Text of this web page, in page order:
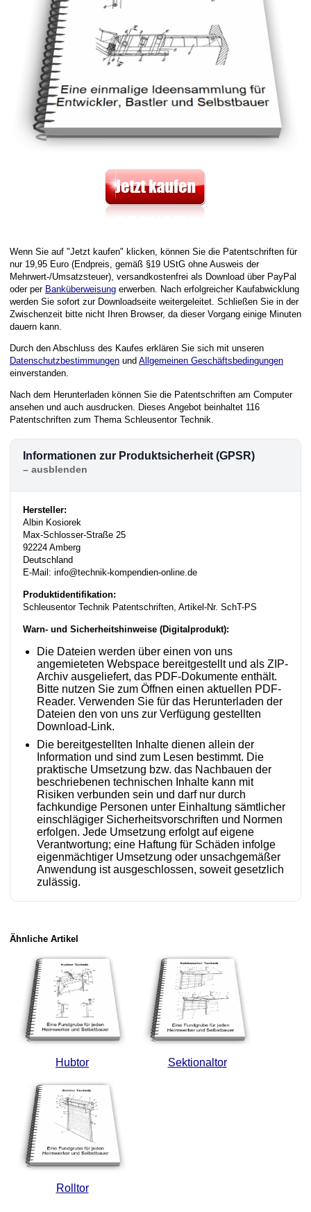
Wenn Sie auf "Jetzt kaufen" klicken, können Sie die Patentschriften für
nur 19,95 Euro (Endpreis, gemäß §19 UStG ohne Ausweis der
Mehrwert-/Umsatzsteuer), versandkostenfrei als Download über PayPal
oder per Banküberweisung erwerben. Nach erfolgreicher Kaufabwicklung
werden Sie sofort zur Downloadseite weitergeleitet. Schließen Sie in der
Zwischenzeit bitte nicht Ihren Browser, da dieser Vorgang einige Minuten
dauern kann.
Durch den Abschluss des Kaufes erklären Sie sich mit unseren
Datenschutzbestimmungen und Allgemeinen Geschäftsbedingungen
einverstanden.
Nach dem Herunterladen können Sie die Patentschriften am Computer
ansehen und auch ausdrucken. Dieses Angebot beinhaltet 116
Patentschriften zum Thema Schleusentor Technik.
Informationen zur Produktsicherheit (GPSR)
Hersteller:
Albin Kosiorek
Max-Schlosser-Straße 25
92224 Amberg
Deutschland
E-Mail: info@technik-kompendien-online.de
Produktidentifikation:
Schleusentor Technik Patentschriften, Artikel-Nr. SchT-PS
Warn- und Sicherheitshinweise (Digitalprodukt):
Die Dateien werden über einen von uns
angemieteten Webspace bereitgestellt und als ZIP-
Archiv ausgeliefert, das PDF-Dokumente enthält.
Bitte nutzen Sie zum Öffnen einen aktuellen PDF-
Reader. Verwenden Sie für das Herunterladen der
Dateien den von uns zur Verfügung gestellten
Download-Link.
Die bereitgestellten Inhalte dienen allein der
Information und sind zum Lesen bestimmt. Die
praktische Umsetzung bzw. das Nachbauen der
beschriebenen technischen Inhalte kann mit
Risiken verbunden sein und darf nur durch
fachkundige Personen unter Einhaltung sämtlicher
einschlägiger Sicherheitsvorschriften und Normen
erfolgen. Jede Umsetzung erfolgt auf eigene
Verantwortung; eine Haftung für Schäden infolge
eigenmächtiger Umsetzung oder unsachgemäßer
Anwendung ist ausgeschlossen, soweit gesetzlich
zulässig.
Ähnliche Artikel
Hubtor Sektionaltor
Rolltor